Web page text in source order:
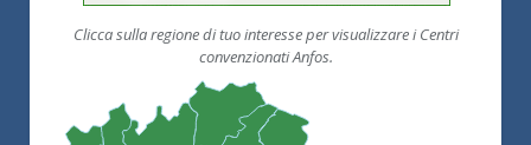
Clicca sulla regione di tuo interesse per visualizzare i Centri
convenzionati Anfos.